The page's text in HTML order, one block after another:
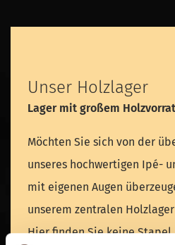
Unser Holzlager
Lager mit großem Holzvorrat
Möchten Sie sich von der
unseres hochwertigen Ipé-
mit eigenen Augen
unserem zentralen
Hier finden Sie keine Stapel